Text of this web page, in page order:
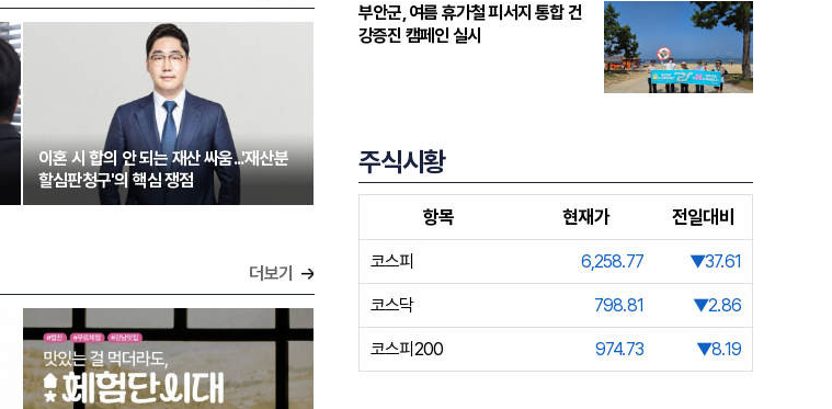
이혼 시 합의 안 되는 재산 싸움...'재산분
할심판청구'의 핵심 쟁점
더보기
부안군, 여름 휴가철 피서지 통합 건
강증진 캠페인 실시
주식시황
항목 현재가 전일대비
코스피 6,258.77 ▼37.61
코스닥 798.81 ▼2.86
코스피200 974.73 ▼8.19